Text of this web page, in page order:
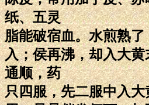
纸、五灵
脂能破宿血。水煎熟
入；侯再沸，却入大
通顺，药
只四服，先二服中入